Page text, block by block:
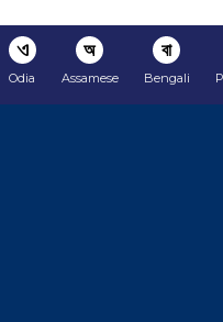
ଏ
Odia
অ
Assamese
বা
Bengali